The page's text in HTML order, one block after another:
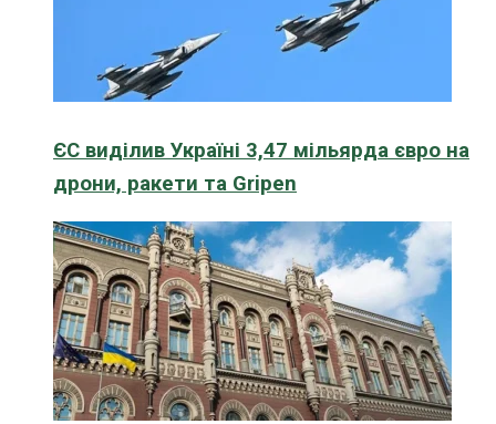
ЄС виділив Україні 3,47 мільярда євро на
дрони, ракети та Gripen